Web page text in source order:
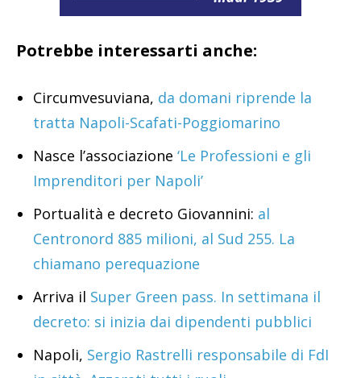
Potrebbe interessarti anche:
Circumvesuviana, da domani riprende la
tratta Napoli-Scafati-Poggiomarino
Nasce l’associazione ‘Le Professioni e gli
Imprenditori per Napoli’
Portualità e decreto Giovannini: al
Centronord 885 milioni, al Sud 255. La
chiamano perequazione
Arriva il Super Green pass. In settimana il
decreto: si inizia dai dipendenti pubblici
Napoli, Sergio Rastrelli responsabile di FdI